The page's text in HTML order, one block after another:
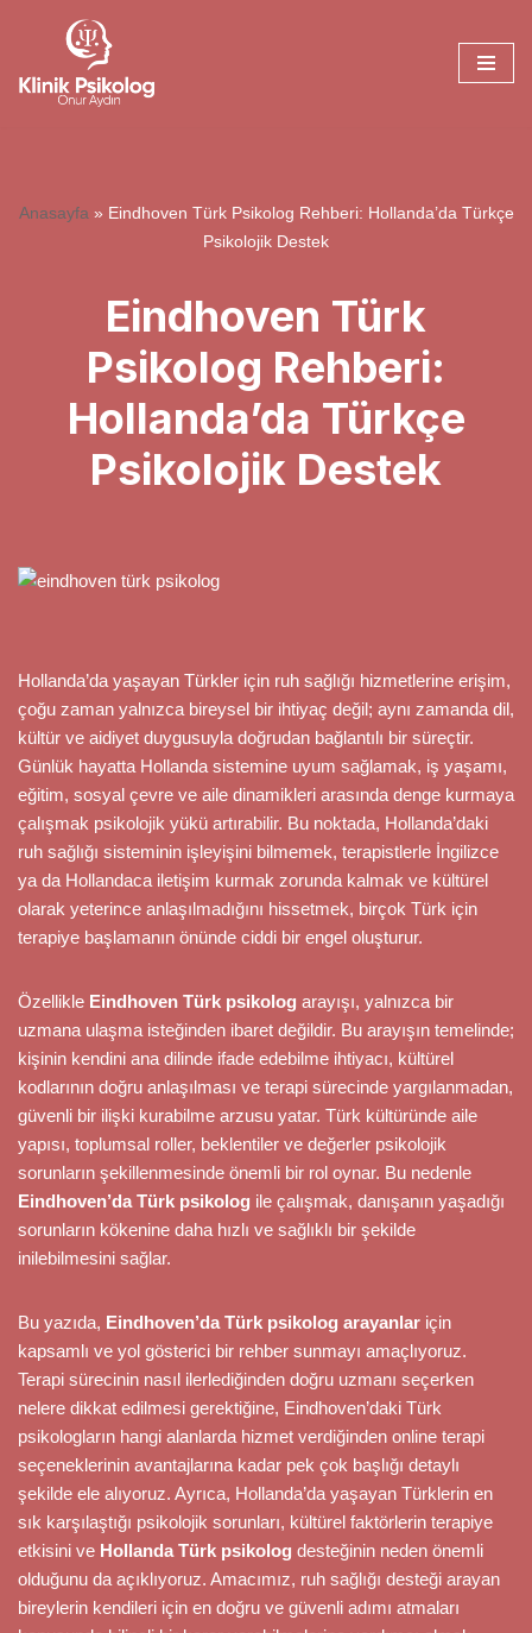
geç
Anasayfa » Eindhoven Türk Psikolog Rehberi: Hollanda’da Türkçe
Psikolojik Destek
Eindhoven Türk
Psikolog Rehberi:
Hollanda’da Türkçe
Psikolojik Destek
Hollanda’da yaşayan Türkler için ruh sağlığı hizmetlerine erişim,
çoğu zaman yalnızca bireysel bir ihtiyaç değil; aynı zamanda dil,
kültür ve aidiyet duygusuyla doğrudan bağlantılı bir süreçtir.
Günlük hayatta Hollanda sistemine uyum sağlamak, iş yaşamı,
eğitim, sosyal çevre ve aile dinamikleri arasında denge kurmaya
çalışmak psikolojik yükü artırabilir. Bu noktada, Hollanda’daki
ruh sağlığı sisteminin işleyişini bilmemek, terapistlerle İngilizce
ya da Hollandaca iletişim kurmak zorunda kalmak ve kültürel
olarak yeterince anlaşılmadığını hissetmek, birçok Türk için
terapiye başlamanın önünde ciddi bir engel oluşturur.
Özellikle Eindhoven Türk psikolog arayışı, yalnızca bir
uzmana ulaşma isteğinden ibaret değildir. Bu arayışın temelinde;
kişinin kendini ana dilinde ifade edebilme ihtiyacı, kültürel
kodlarının doğru anlaşılması ve terapi sürecinde yargılanmadan,
güvenli bir ilişki kurabilme arzusu yatar. Türk kültüründe aile
yapısı, toplumsal roller, beklentiler ve değerler psikolojik
sorunların şekillenmesinde önemli bir rol oynar. Bu nedenle
Eindhoven’da Türk psikolog ile çalışmak, danışanın yaşadığı
sorunların kökenine daha hızlı ve sağlıklı bir şekilde
inilebilmesini sağlar.
Bu yazıda, Eindhoven’da Türk psikolog arayanlar için
kapsamlı ve yol gösterici bir rehber sunmayı amaçlıyoruz.
Terapi sürecinin nasıl ilerlediğinden doğru uzmanı seçerken
nelere dikkat edilmesi gerektiğine, Eindhoven’daki Türk
psikologların hangi alanlarda hizmet verdiğinden online terapi
seçeneklerinin avantajlarına kadar pek çok başlığı detaylı
şekilde ele alıyoruz. Ayrıca, Hollanda’da yaşayan Türklerin en
sık karşılaştığı psikolojik sorunları, kültürel faktörlerin terapiye
etkisini ve Hollanda Türk psikolog desteğinin neden önemli
olduğunu da açıklıyoruz. Amacımız, ruh sağlığı desteği arayan
bireylerin kendileri için en doğru ve güvenli adımı atmaları